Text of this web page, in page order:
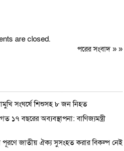
are closed.
পরের সংবাদ» »
সংঘর্ষে শিশুসহ ৮ জন নিহত
১৭ বছরের অব্যবস্থাপনা: বাণিজ্যমন্ত্রী
পূরণে জাতীয় ঐক্য সুসংহত করার বিকল্প নেই